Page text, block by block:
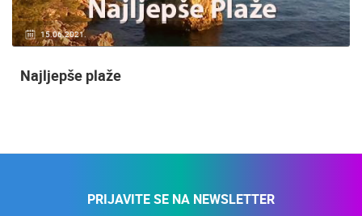
15.06.2021.
Najljepše plaže
PRIJAVITE SE NA NEWSLETTER